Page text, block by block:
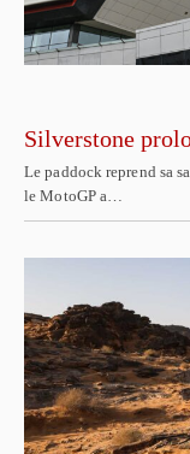
Silverstone
Le paddock reprend sa
le MotoGP a…